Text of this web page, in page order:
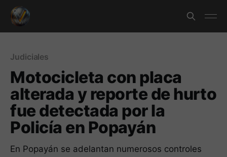
Judiciales
Motocicleta con placa
alterada y reporte de hurto
fue detectada por la
Policía en Popayán
En Popayán se adelantan numerosos controles